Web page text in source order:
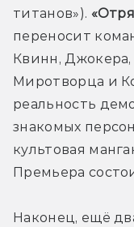
титанов»).
переносит
Квинн,
Миротворца и
реальность
знакомых
культовая
Премьера
Наконец, ещё